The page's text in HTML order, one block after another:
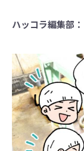
ハッコラ編集部：